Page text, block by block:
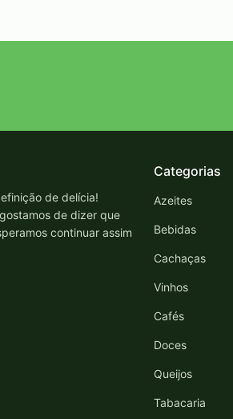
de delícia!
de dizer que
continuar assim
Categorias
Azeites
Bebidas
Cachaças
Vinhos
Cafés
Doces
Queijos
Tabacaria